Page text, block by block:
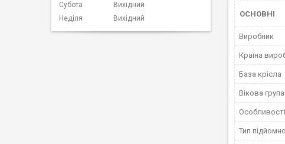
ОСНОВНІ
Виробник
Країна
База крісла
Вікова група
Особливості
Тип
Субота
Вихідний
Неділя
Вихідний